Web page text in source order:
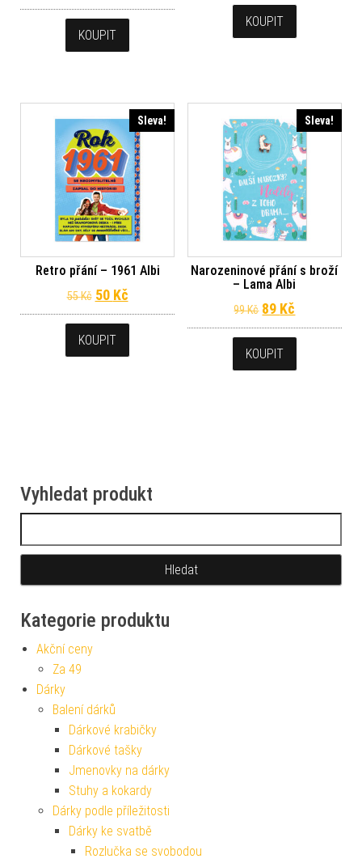
KOUPIT
KOUPIT
Sleva!
Retro přání – 1961 Albi
55Kč Původní cena byla: 55 Kč.
50 KčAktuální cena je: 50 Kč.
KOUPIT
Sleva!
Narozeninové přání s broží
– Lama Albi
99Kč Původní cena
89 Kč
KOUPIT
Vyhledat produkt
Kategorie produktu
Akční ceny
Za 49
Dárky
Balení dárků
Dárkové krabičky
Dárkové tašky
Jmenovky na dárky
Stuhy a kokardy
Dárky podle příležitosti
Dárky ke svatbě
Rozlučka se svobodou